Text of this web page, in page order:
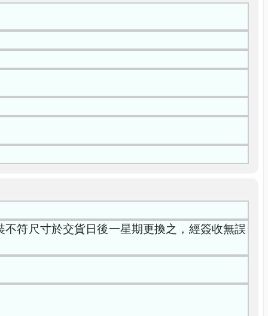
符尺寸於交貨日後一星期更換之，經簽收無誤